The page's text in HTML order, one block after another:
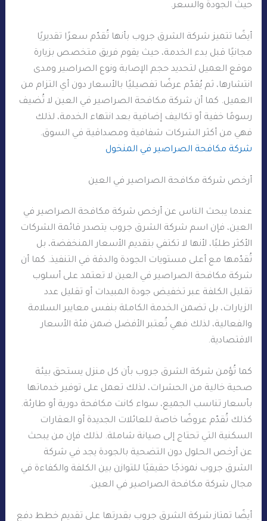
حيث الجودة والسعر.
أيضًا تتميز شركة الشرق جروب بأنها تُقدّم سعرًا تقديريًا
مجانيًا قبل بدء الخدمة، حيث يقوم فريق متخصص بزيارة
موقع العميل لتحديد حجم الإصابة ونوع الصراصير ومدى
انتشارها، ثم يُقدّم عرضًا تفصيليًا بالأسعار دون أي التزام من
العميل. كما أن شركة مكافحة الصراصير في العين لا تُضيف
رسومًا خفية أو تكاليف إضافية بعد انتهاء الخدمة، لذلك
فهي من أكثر الشركات شفافية ومصداقية في السوق.
شركة مكافحة الصراصير في المنخول
أرخص شركة مكافحة الصراصير في العين
عندما يبحث الناس عن أرخص شركة مكافحة الصراصير في
العين، فإن اسم شركة الشرق جروب يتصدر قائمة الشركات
الأكثر طلبًا، لأنها لا تكتفي بتقديم الأسعار المنخفضة، بل
تُقدّمها مع أعلى مستويات الجودة والدقة في التنفيذ. كما أن
شركة مكافحة الصراصير في العين لا تعتمد على أسلوب
تقليل الكلفة عبر تخفيض جودة المبيدات أو تقليل عدد
الزيارات، بل تضمن الخدمة الكاملة بنفس معايير السلامة
والفعالية، لذلك فهي تُعتبر الأفضل ضمن فئة الأسعار
الاقتصادية.
كما تُؤمن شركة الشرق جروب بأن كل منزل يستحق بيئة
صحية خالية من الحشرات، لذلك تعمل على توفير خدماتها
بأسعار تناسب الجميع، سواء كانت مكافحة دورية أو طارئة.
كذلك تُقدّم عروضًا خاصة للعائلات الجديدة أو العقارات
السكنية التي تحتاج إلى صيانة شاملة. لذلك فإن من يبحث
عن أرخص الحلول دون التضحية بالجودة يجد في شركة
الشرق جروب نموذجًا حقيقيًا للتوازن بين الكلفة والكفاءة في
مجال شركة مكافحة الصراصير في العين.
أيضًا تمتاز شركة الشرق جروب بقدرتها على تقديم خطط دفع